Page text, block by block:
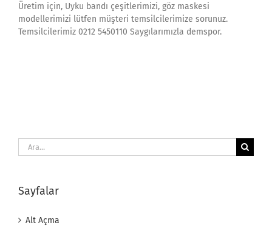
Üretim için, Uyku bandı çeşitlerimizi, göz maskesi
modellerimizi lütfen müşteri temsilcilerimize sorunuz.
Temsilcilerimiz 0212 5450110 Saygılarımızla demspor.
Ara:
Sayfalar
Alt Açma